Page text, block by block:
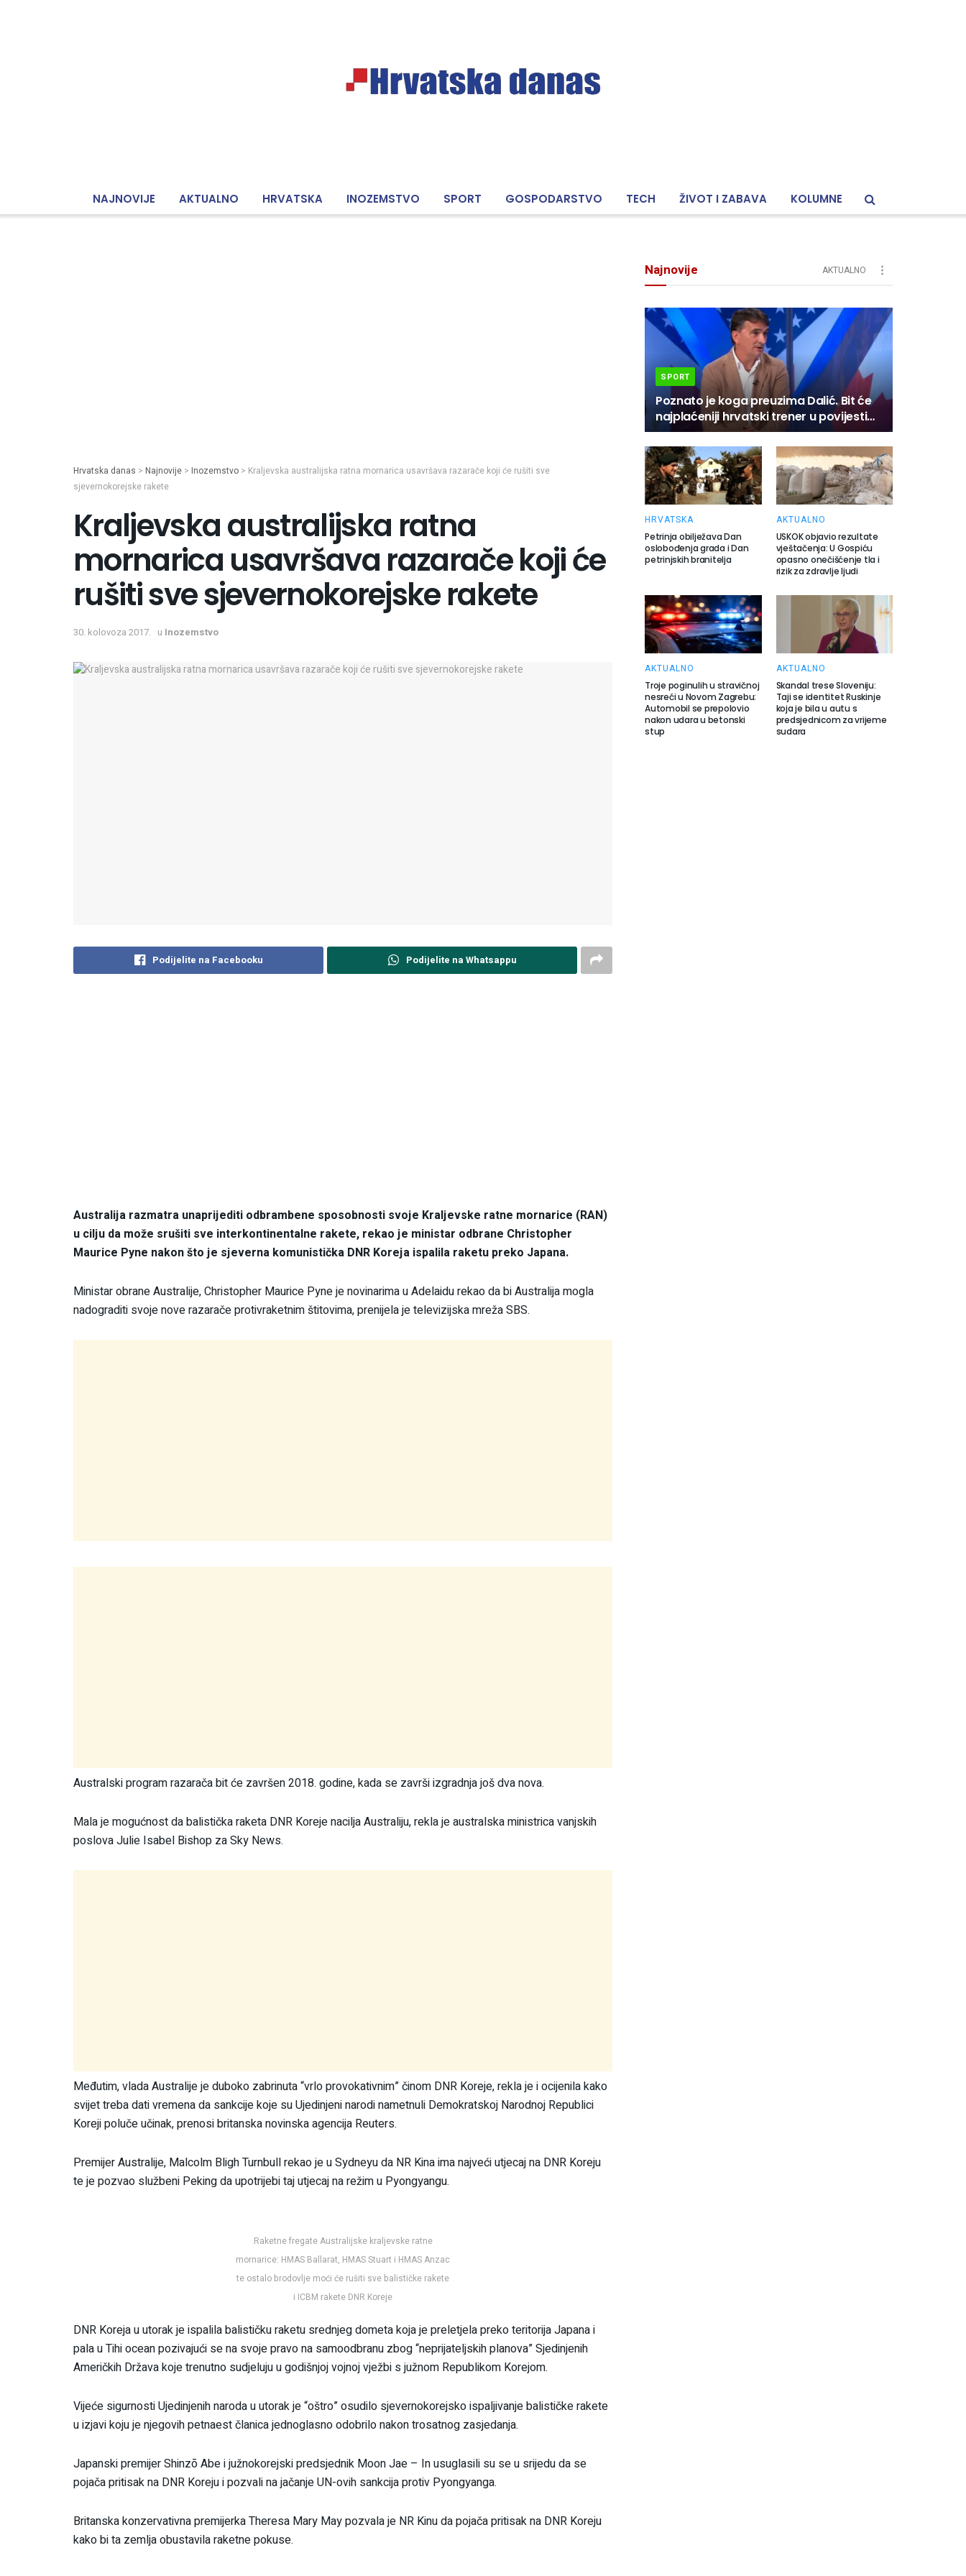
NAJNOVIJE AKTUALNO HRVATSKA INOZEMSTVO SPORT GOSPODARSTVO TECH ŽIVOT I ZABAVA KOLUMNE
Hrvatska danas > Najnovije > Inozemstvo > Kraljevska australijska ratna mornarica usavršava razarače koji će rušiti sve
sjevernokorejske rakete
Kraljevska australijska ratna
mornarica usavršava razarače koji će
rušiti sve sjevernokorejske rakete
30. kolovoza 2017. u Inozemstvo
Podijelite na Facebooku Podijelite na Whatsappu
Australija razmatra unaprijediti odbrambene sposobnosti svoje Kraljevske ratne mornarice (RAN)
u cilju da može srušiti sve interkontinentalne rakete, rekao je ministar odbrane Christopher
Maurice Pyne nakon što je sjeverna komunistička DNR Koreja ispalila raketu preko Japana.
Ministar obrane Australije, Christopher Maurice Pyne je novinarima u Adelaidu rekao da bi Australija mogla
nadograditi svoje nove razarače protivraketnim štitovima, prenijela je televizijska mreža SBS.
Australski program razarača bit će završen 2018. godine, kada se završi izgradnja još dva nova.
Mala je mogućnost da balistička raketa DNR Koreje nacilja Australiju, rekla je australska ministrica vanjskih
poslova Julie Isabel Bishop za Sky News.
Međutim, vlada Australije je duboko zabrinuta “vrlo provokativnim” činom DNR Koreje, rekla je i ocijenila kako
svijet treba dati vremena da sankcije koje su Ujedinjeni narodi nametnuli Demokratskoj Narodnoj Republici
Koreji poluče učinak, prenosi britanska novinska agencija Reuters.
Premijer Australije, Malcolm Bligh Turnbull rekao je u Sydneyu da NR Kina ima najveći utjecaj na DNR Koreju
te je pozvao službeni Peking da upotrijebi taj utjecaj na režim u Pyongyangu.
Raketne fregate Australijske kraljevske ratne
mornarice: HMAS Ballarat, HMAS Stuart i HMAS Anzac
te ostalo brodovlje moći će rušiti sve balističke rakete
i ICBM rakete DNR Koreje
DNR Koreja u utorak je ispalila balističku raketu srednjeg dometa koja je preletjela preko teritorija Japana i
pala u Tihi ocean pozivajući se na svoje pravo na samoodbranu zbog “neprijateljskih planova” Sjedinjenih
Američkih Država koje trenutno sudjeluju u godišnjoj vojnoj vježbi s južnom Republikom Korejom.
Vijeće sigurnosti Ujedinjenih naroda u utorak je “oštro” osudilo sjevernokorejsko ispaljivanje balističke rakete
u izjavi koju je njegovih petnaest članica jednoglasno odobrilo nakon trosatnog zasjedanja.
Japanski premijer Shinzō Abe i južnokorejski predsjednik Moon Jae – In usuglasili su se u srijedu da se
pojača pritisak na DNR Koreju i pozvali na jačanje UN-ovih sankcija protiv Pyongyanga.
Britanska konzervativna premijerka Theresa Mary May pozvala je NR Kinu da pojača pritisak na DNR Koreju
kako bi ta zemlja obustavila raketne pokuse.
Najnovije AKTUALNO
SPORT
Poznato je koga preuzima Dalić. Bit će
najplaćeniji hrvatski trener u povijesti…
HRVATSKA
Petrinja obilježava Dan
oslobođenja grada i Dan
petrinjskih branitelja
AKTUALNO
USKOK objavio rezultate
vještačenja: U Gospiću
opasno onečišćenje tla i
rizik za zdravlje ljudi
AKTUALNO
Troje poginulih u stravičnoj
nesreći u Novom Zagrebu:
Automobil se prepolovio
nakon udara u betonski
stup
AKTUALNO
Skandal trese Sloveniju:
Taji se identitet Ruskinje
koja je bila u autu s
predsjednicom za vrijeme
sudara